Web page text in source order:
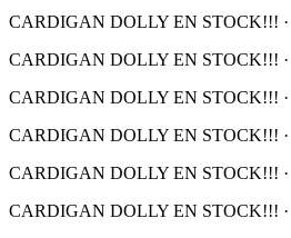
CARDIGAN DOLLY EN STOCK!!! ·
CARDIGAN DOLLY EN STOCK!!! ·
CARDIGAN DOLLY EN STOCK!!! ·
CARDIGAN DOLLY EN STOCK!!! ·
CARDIGAN DOLLY EN STOCK!!! ·
CARDIGAN DOLLY EN STOCK!!! ·